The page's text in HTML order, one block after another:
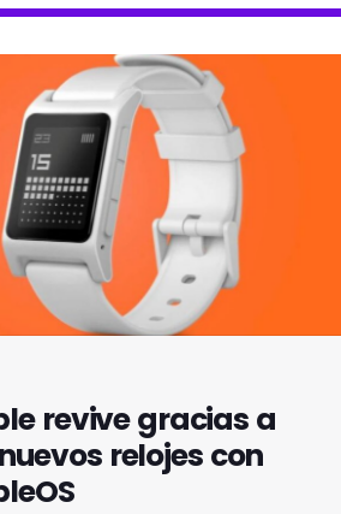
revive gracias a
relojes con